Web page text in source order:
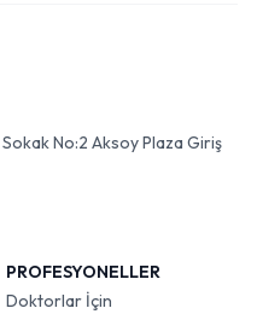
No:2 Aksoy Plaza Giriş
PROFESYONELLER
Doktorlar İçin